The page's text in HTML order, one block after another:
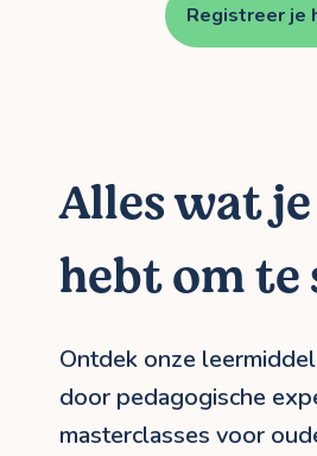
Registreer je
Alles wat
hebt om te
Ontdek onze
door pedagogische
masterclasses voor